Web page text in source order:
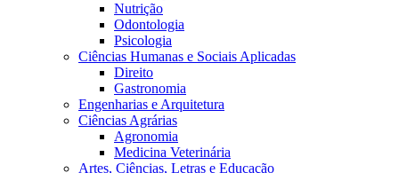
Nutrição
Odontologia
Psicologia
Ciências Humanas e Sociais Aplicadas
Direito
Gastronomia
Engenharias e Arquitetura
Ciências Agrárias
Agronomia
Medicina Veterinária
Artes, Ciências, Letras e Educação